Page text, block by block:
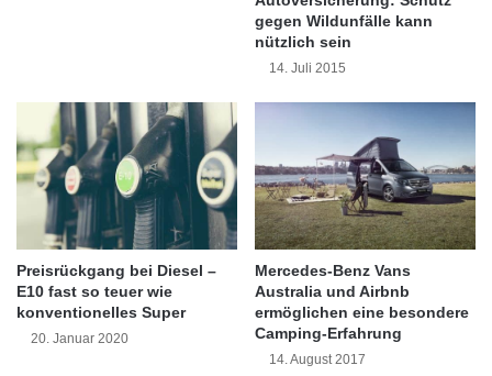
jährigen Produktionszeit ein absoluter
Verkaufsschlager. Über die insgesamt tausend
Corsa-Epoche mindestens ein Vertreter am
Start sein. Und auch der neue Corsa E, der
vom 4. bis 19. Oktober auf dem Pariser
Autosalon seine Weltpremiere feiern wird,
kann von den Zuschauern und Teilnehmern
der Creme 21 aus nächster Nähe bestaunt
werden – allerdings noch in schwarz-weißer
s
h
i
n
d
l
e
gegen Wildunfälle kann
nützlich sein
14. Juli 2015
Preisrückgang bei Diesel –
E10 fast so teuer wie
konventionelles Super
20. Januar 2020
Mercedes-Benz Vans
Australia und Airbnb
ermöglichen eine besondere
Camping-Erfahrung
14. August 2017